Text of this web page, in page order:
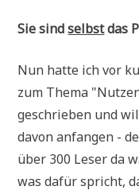
Sie sindselbstdas
Nun hat­te ich vor
zum The­ma
geschrie­ben und
davon anfan­gen -
über 300 Leser da
was dafür spricht,